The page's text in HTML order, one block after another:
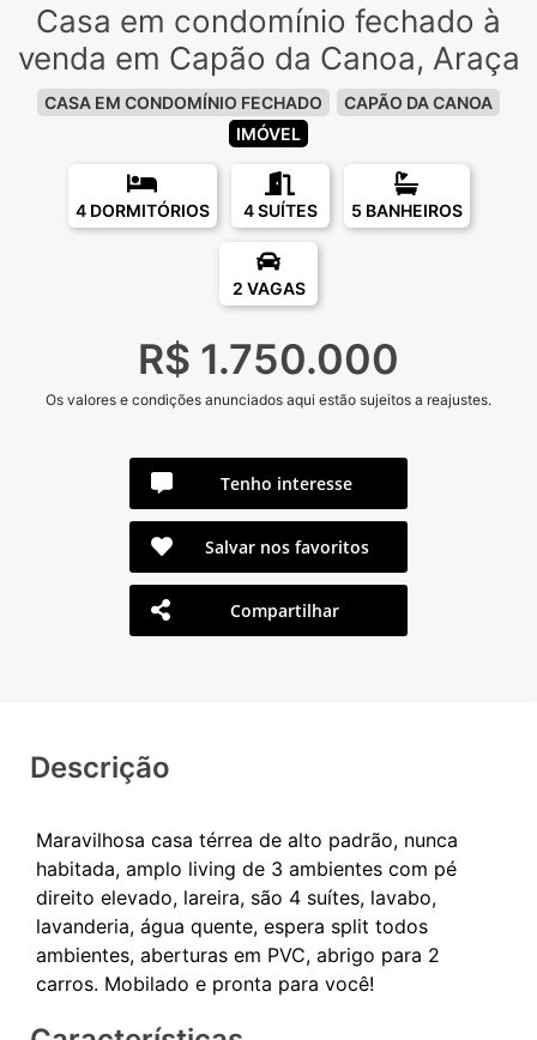
Casa em condomínio fechado à
venda em Capão da Canoa, Araça
CASA EM CONDOMÍNIO FECHADO
CAPÃO DA CANOA
IMÓVEL
4 DORMITÓRIOS 4 SUÍTES 5 BANHEIROS
2 VAGAS
R$ 1.750.000
Os valores e condições anunciados aqui estão sujeitos a reajustes.
Tenho interesse
Salvar nos favoritos
Compartilhar
Descrição
Maravilhosa casa térrea de alto padrão, nunca
habitada, amplo living de 3 ambientes com pé
direito elevado, lareira, são 4 suítes, lavabo,
lavanderia, água quente, espera split todos
ambientes, aberturas em PVC, abrigo para 2